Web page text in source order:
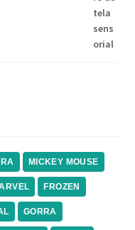
MICKEY MOUSE
FROZEN
GORRA